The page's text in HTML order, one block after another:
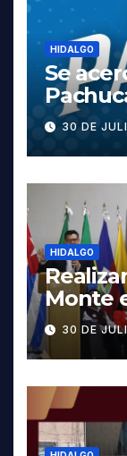
HIDALGO
Se
fechas
30 DE
HIDALGO
Monte
contra
30 DE